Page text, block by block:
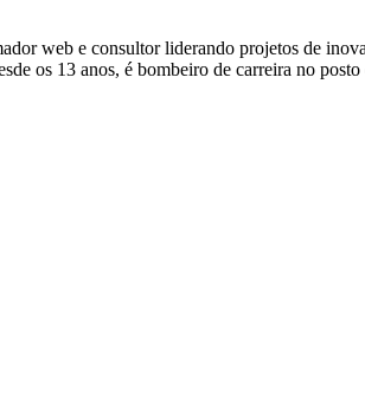
web e consultor liderando projetos de
os 13 anos, é bombeiro de carreira no posto